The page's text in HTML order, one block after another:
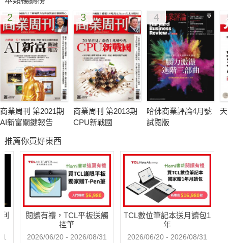
議買公債較佳！期貨零和遊戲 專業投資者贏面大！
2
商業周刊 第2021期
AI新富關鍵報告
3
商業周刊 第2013期
CPU新戰國
4
哈佛商業評論4月號
試閱版
推薦你買好東西
閱讀有禮，TCL平板送觸
控筆
2026/06/20 - 2026/08/31
TCL數位筆記本送月讀包1
年
2026/06/20 - 2026/08/31